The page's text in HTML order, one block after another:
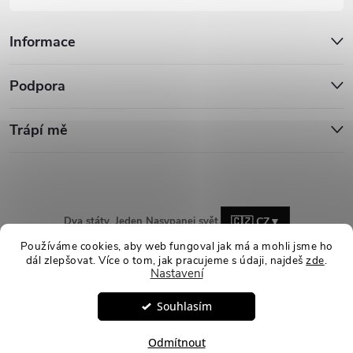
Používáme cookies, aby web fungoval jak má a mohli jsme ho
dál zlepšovat. Více o tom, jak pracujeme s údaji, najdešzde.
Nastavení
Odmítnout
Souhlasím
Informace
Podpora
Trápí mě
Dva státy. Jeden Nasypanej svět. 🇨🇿 CZ▼
Vytvořil Shoptet
nastavení cookies